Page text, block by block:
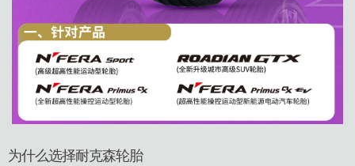
为什么选择耐克森轮胎